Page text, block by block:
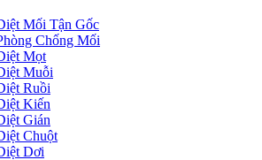
Mối Tận Gốc
Chống Mối
Mọt
Muỗi
Ruồi
Kiến
Gián
Chuột
Dơi